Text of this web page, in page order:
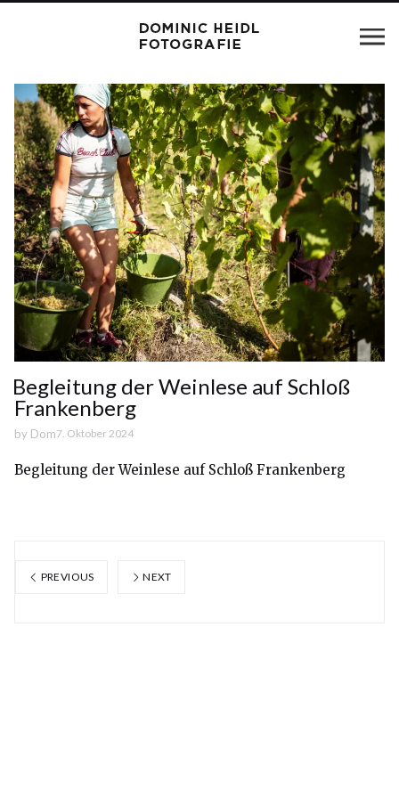
Begleitung der Weinlese auf Schloß
Frankenberg
by Dom7. Oktober 2024
Begleitung der Weinlese auf Schloß Frankenberg
PREVIOUS NEXT